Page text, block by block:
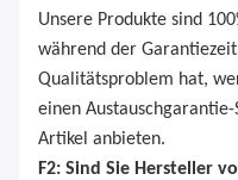
Unsere Produkte sind
während der
Qualitätsproblem hat,
einen
Artikel anbieten.
F2: Sind Sie Hersteller